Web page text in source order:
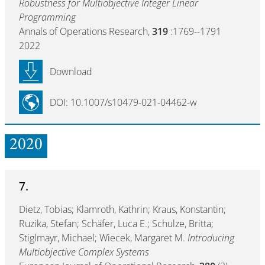
Robustness for Multiobjective Integer Linear
Programming
Annals of Operations Research,319 :1769--1791
2022
DOI: 10.1007/s10479-021-04462-w
Download
2020
7.
Dietz, Tobias; Klamroth, Kathrin; Kraus, Konstantin;
Ruzika, Stefan; Schäfer, Luca E.; Schulze, Britta;
Stiglmayr, Michael; Wiecek, Margaret M. Introducing
Multiobjective Complex Systems